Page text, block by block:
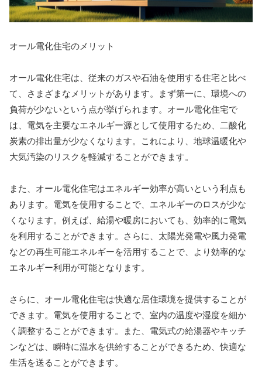
オール電化住宅のメリット
オール電化住宅は、従来のガスや石油を使用する住宅と比べ
て、さまざまなメリットがあります。まず第一に、環境への
負荷が少ないという点が挙げられます。オール電化住宅で
は、電気を主要なエネルギー源として使用するため、二酸化
炭素の排出量が少なくなります。これにより、地球温暖化や
大気汚染のリスクを軽減することができます。
また、オール電化住宅はエネルギー効率が高いという利点も
あります。電気を使用することで、エネルギーのロスが少な
くなります。例えば、給湯や暖房においても、効率的に電気
を利用することができます。さらに、太陽光発電や風力発電
などの再生可能エネルギーを活用することで、より効率的な
エネルギー利用が可能となります。
さらに、オール電化住宅は快適な居住環境を提供することが
できます。電気を使用することで、室内の温度や湿度を細か
く調整することができます。また、電気式の給湯器やキッチ
ンなどは、瞬時に温水を供給することができるため、快適な
生活を送ることができます。